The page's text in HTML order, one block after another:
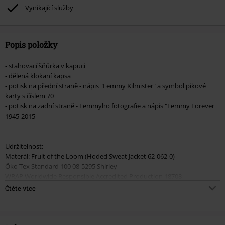
podpoříte nadaci.
Vynikající služby
Popis položky
- stahovací šňůrka v kapuci
- dělená klokaní kapsa
- potisk na přední straně - nápis "Lemmy Kilmister" a symbol pikové
karty s číslem 70
- potisk na zadní straně - Lemmyho fotografie a nápis "Lemmy Forever
1945-2015
Udržitelnost:
Materál: Fruit of the Loom (Hoded Sweat Jacket 62-062-0)
Öko Tex Standard 100 08-5295 Shirley
Čtěte více